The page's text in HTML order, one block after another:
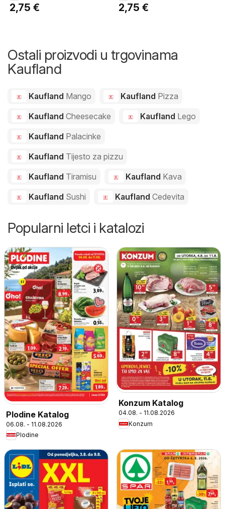
2,75 € 2,75 €
Ostali proizvodi u trgovinama
Kaufland
Kaufland Mango Kaufland Pizza
Kaufland Cheesecake Kaufland Lego
Kaufland Palacinke
Kaufland Tijesto za pizzu
Kaufland Tiramisu Kaufland Kava
Kaufland Sushi Kaufland Cedevita
Popularni letci i katalozi
Plodine Katalog
06.08. - 11.08.2026
Plodine
Konzum Katalog
04.08. - 11.08.2026
Konzum